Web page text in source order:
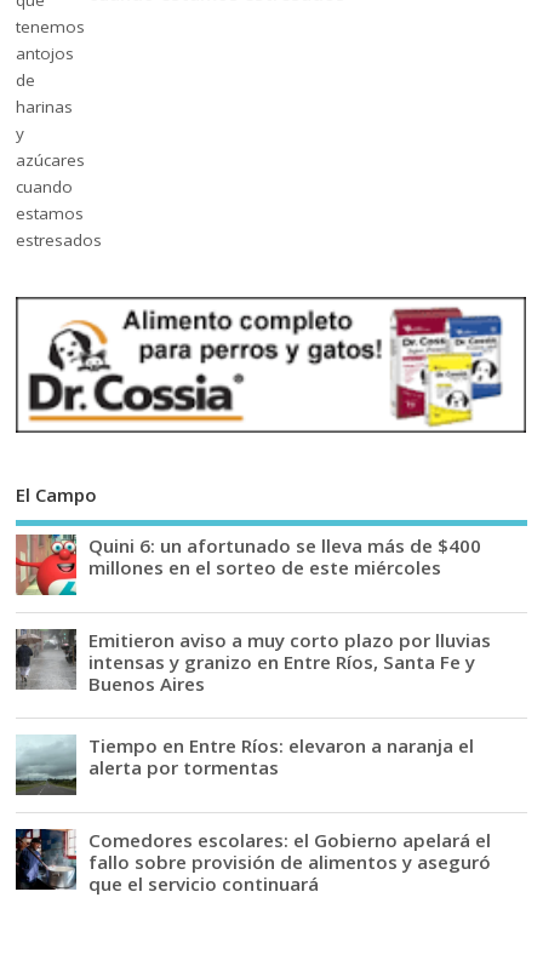
El Campo
Quini 6: un afortunado se lleva más de $400
millones en el sorteo de este miércoles
Emitieron aviso a muy corto plazo por lluvias
intensas y granizo en Entre Ríos, Santa Fe y
Buenos Aires
Tiempo en Entre Ríos: elevaron a naranja el
alerta por tormentas
Comedores escolares: el Gobierno apelará el
fallo sobre provisión de alimentos y aseguró
que el servicio continuará